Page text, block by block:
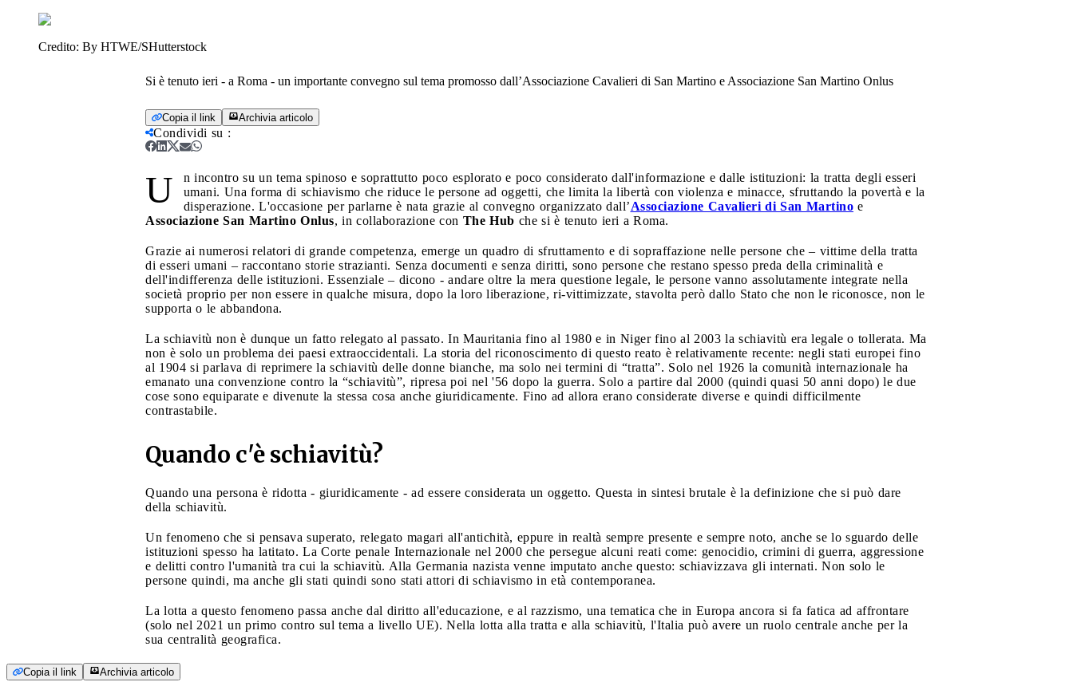
Credito: By HTWE/SHutterstock
Si è tenuto ieri - a Roma - un importante convegno sul tema promosso dall’Associazione Cavalieri di San Martino e Associazione San Martino Onlus
Copia il link Archivia articolo
Condividi su :
U
n incontro su un tema spinoso e soprattutto poco esplorato e poco considerato dall'informazione e dalle istituzioni: la tratta degli esseri
umani. Una forma di schiavismo che riduce le persone ad oggetti, che limita la libertà con violenza e minacce, sfruttando la povertà e la
disperazione. L'occasione per parlarne è nata grazie al convegno organizzato dall’Associazione Cavalieri di San Martino e
Associazione San Martino Onlus, in collaborazione con The Hub che si è tenuto ieri a Roma.
Grazie ai numerosi relatori di grande competenza, emerge un quadro di sfruttamento e di sopraffazione nelle persone che – vittime della tratta
di esseri umani – raccontano storie strazianti. Senza documenti e senza diritti, sono persone che restano spesso preda della criminalità e
dell'indifferenza delle istituzioni. Essenziale – dicono - andare oltre la mera questione legale, le persone vanno assolutamente integrate nella
società proprio per non essere in qualche misura, dopo la loro liberazione, ri-vittimizzate, stavolta però dallo Stato che non le riconosce, non le
supporta o le abbandona.
La schiavitù non è dunque un fatto relegato al passato. In Mauritania fino al 1980 e in Niger fino al 2003 la schiavitù era legale o tollerata. Ma
non è solo un problema dei paesi extraoccidentali. La storia del riconoscimento di questo reato è relativamente recente: negli stati europei fino
al 1904 si parlava di reprimere la schiavitù delle donne bianche, ma solo nei termini di “tratta”. Solo nel 1926 la comunità internazionale ha
emanato una convenzione contro la “schiavitù”, ripresa poi nel '56 dopo la guerra. Solo a partire dal 2000 (quindi quasi 50 anni dopo) le due
cose sono equiparate e divenute la stessa cosa anche giuridicamente. Fino ad allora erano considerate diverse e quindi difficilmente
contrastabile.
Quando c'è schiavitù?
Quando una persona è ridotta - giuridicamente - ad essere considerata un oggetto. Questa in sintesi brutale è la definizione che si può dare
della schiavitù.
Un fenomeno che si pensava superato, relegato magari all'antichità, eppure in realtà sempre presente e sempre noto, anche se lo sguardo delle
istituzioni spesso ha latitato. La Corte penale Internazionale nel 2000 che persegue alcuni reati come: genocidio, crimini di guerra, aggressione
e delitti contro l'umanità tra cui la schiavitù. Alla Germania nazista venne imputato anche questo: schiavizzava gli internati. Non solo le
persone quindi, ma anche gli stati quindi sono stati attori di schiavismo in età contemporanea.
La lotta a questo fenomeno passa anche dal diritto all'educazione, e al razzismo, una tematica che in Europa ancora si fa fatica ad affrontare
(solo nel 2021 un primo contro sul tema a livello UE). Nella lotta alla tratta e alla schiavitù, l'Italia può avere un ruolo centrale anche per la
sua centralità geografica.
Copia il link Archivia articolo